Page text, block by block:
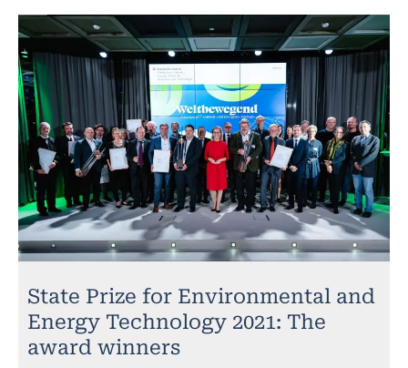
State Prize for Environmental and
Energy Technology 2021: The
award winners